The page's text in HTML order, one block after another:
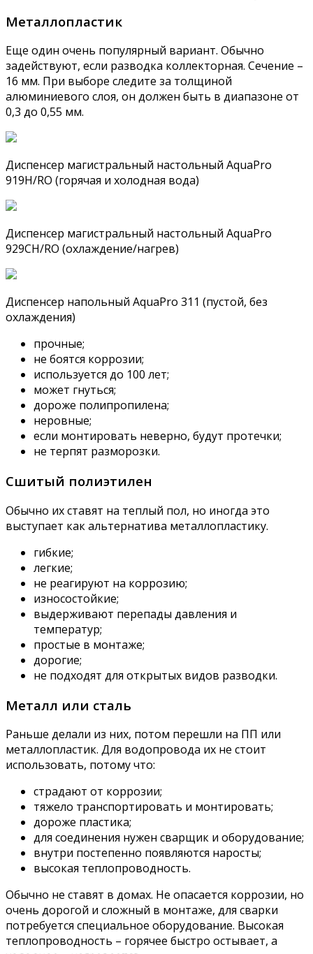
Металлопластик
Еще один очень популярный вариант. Обычно
задействуют, если разводка коллекторная. Сечение –
16 мм. При выборе следите за толщиной
алюминиевого слоя, он должен быть в диапазоне от
0,3 до 0,55 мм.
Диспенсер магистральный настольный AquaPro
919H/RO (горячая и холодная вода)
Диспенсер магистральный настольный AquaPro
929CH/RO (охлаждение/нагрев)
Диспенсер напольный AquaPro 311 (пустой, без
охлаждения)
прочные;
не боятся коррозии;
используется до 100 лет;
может гнуться;
дороже полипропилена;
неровные;
если монтировать неверно, будут протечки;
не терпят разморозки.
Сшитый полиэтилен
Обычно их ставят на теплый пол, но иногда это
выступает как альтернатива металлопластику.
гибкие;
легкие;
не реагируют на коррозию;
износостойкие;
выдерживают перепады давления и
температур;
простые в монтаже;
дорогие;
не подходят для открытых видов разводки.
Металл или сталь
Раньше делали из них, потом перешли на ПП или
металлопластик. Для водопровода их не стоит
использовать, потому что:
страдают от коррозии;
тяжело транспортировать и монтировать;
дороже пластика;
для соединения нужен сварщик и оборудование;
внутри постепенно появляются наросты;
высокая теплопроводность.
Обычно не ставят в домах. Не опасается коррозии, но
очень дорогой и сложный в монтаже, для сварки
потребуется специальное оборудование. Высокая
теплопроводность – горячее быстро остывает, а